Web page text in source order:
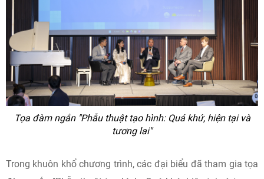
Tọa đàm ngắn "Phẫu thuật tạo hình: Quá khứ, hiện tại và
tương lai"
Trong khuôn khổ chương trình, các đại biểu đã tham gia tọa